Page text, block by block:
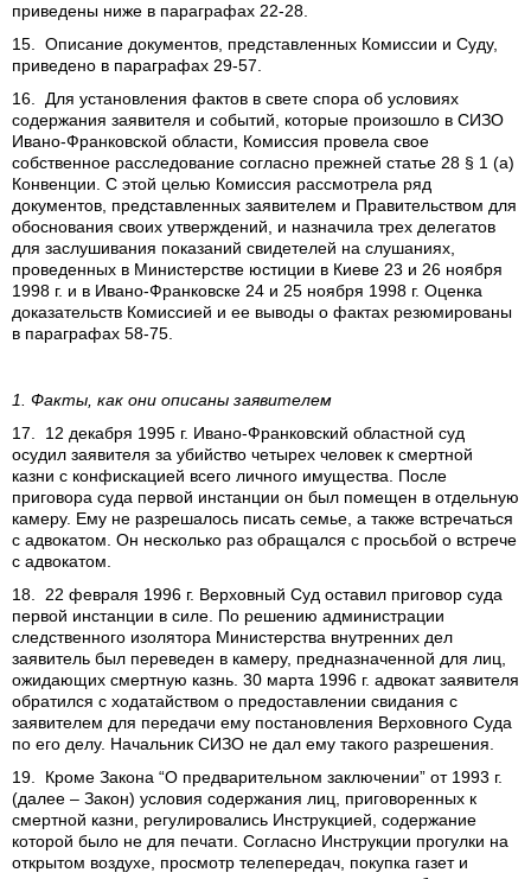
приведены ниже в параграфах 22-28.
15. Описание документов, представленных Комиссии и Суду,
приведено в параграфах 29-57.
16. Для установления фактов в свете спора об условиях
содержания заявителя и событий, которые произошло в СИЗО
Ивано-Франковской области, Комиссия провела свое
собственное расследование согласно прежней статье 28 § 1 (а)
Конвенции. С этой целью Комиссия рассмотрела ряд
документов, представленных заявителем и Правительством для
обоснования своих утверждений, и назначила трех делегатов
для заслушивания показаний свидетелей на слушаниях,
проведенных в Министерстве юстиции в Киеве 23 и 26 ноября
1998 г. и в Ивано-Франковске 24 и 25 ноября 1998 г. Оценка
доказательств Комиссией и ее выводы о фактах резюмированы
в параграфах 58-75.
1. Факты, как они описаны заявителем
17. 12 декабря 1995 г. Ивано-Франковский областной суд
осудил заявителя за убийство четырех человек к смертной
казни с конфискацией всего личного имущества. После
приговора суда первой инстанции он был помещен в отдельную
камеру. Ему не разрешалось писать семье, а также встречаться
с адвокатом. Он несколько раз обращался с просьбой о встрече
с адвокатом.
18. 22 февраля 1996 г. Верховный Суд оставил приговор суда
первой инстанции в силе. По решению администрации
следственного изолятора Министерства внутренних дел
заявитель был переведен в камеру, предназначенной для лиц,
ожидающих смертную казнь. 30 марта 1996 г. адвокат заявителя
обратился с ходатайством о предоставлении свидания с
заявителем для передачи ему постановления Верховного Суда
по его делу. Начальник СИЗО не дал ему такого разрешения.
19. Кроме Закона “О предварительном заключении” от 1993 г.
(далее – Закон) условия содержания лиц, приговоренных к
смертной казни, регулировались Инструкцией, содержание
которой было не для печати. Согласно Инструкции прогулки на
открытом воздухе, просмотр телепередач, покупка газет и